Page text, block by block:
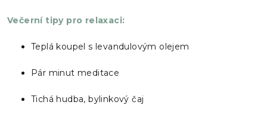
Večerní tipy pro relaxaci:
Teplá koupel s levandulovým olejem
Pár minut meditace
Tichá hudba, bylinkový čaj